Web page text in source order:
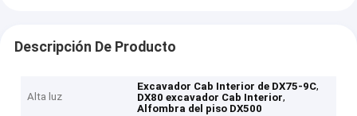
Descripción De Producto
Alta luz
Excavador Cab Interior de DX75-9C,
DX80 excavador Cab Interior,
Alfombra del piso DX500